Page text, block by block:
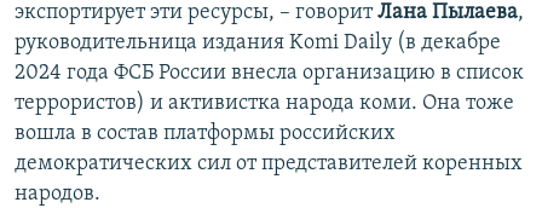
экспортирует эти ресурсы, – говоритЛана Пылаева,
руководительница издания Komi Daily (в декабре
2024 года ФСБ России внесла организацию в список
террористов) и активистка народа коми. Она тоже
вошла в состав платформы российских
демократических сил от представителей коренных
народов.